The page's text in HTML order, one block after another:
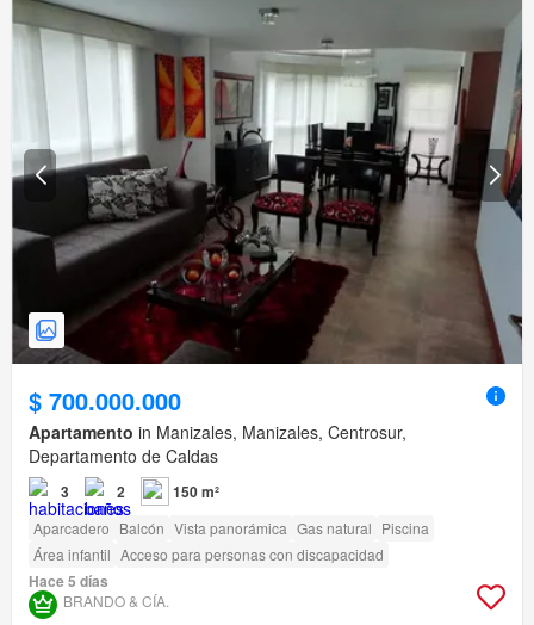
$ 700.000.000
Apartamento in Manizales, Manizales, Centrosur,
Departamento de Caldas
3 2 150 m²
Aparcadero Balcón Vista panorámica Gas natural Piscina
Área infantil Acceso para personas con discapacidad
Hace 5 días
BRANDO & CÍA.